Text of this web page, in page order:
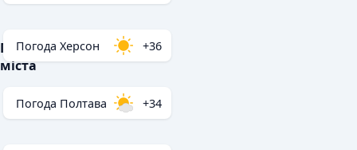
Популярні
міста
Погода Херсон +36
Погода Полтава +34